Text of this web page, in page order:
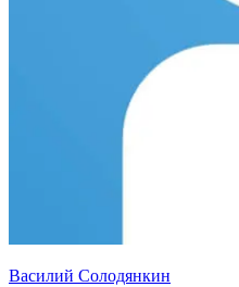
Василий Солодянкин